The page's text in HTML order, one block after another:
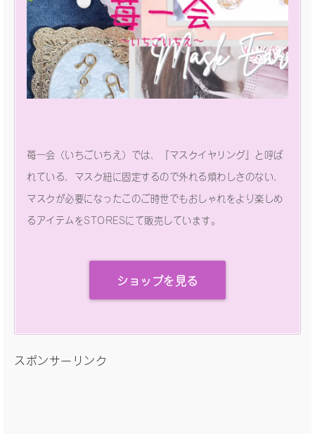
苺一会（いちごいちえ）では、『マスクイヤリング』と呼ば
れている、マスク紐に固定するので外れる煩わしさのない、
マスクが必要になったこのご時世でもおしゃれをより楽しめ
るアイテムをSTORESにて販売しています。
ショップを見る
スポンサーリンク